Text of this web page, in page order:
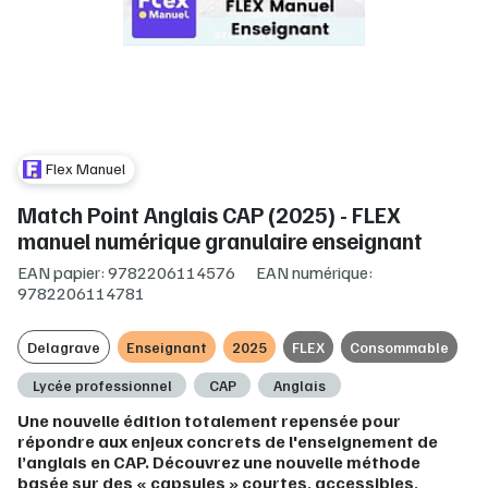
Flex Manuel
Match Point Anglais CAP (2025) - FLEX
manuel numérique granulaire enseignant
EAN papier: 9782206114576
EAN numérique:
9782206114781
Delagrave Enseignant 2025 FLEX Consommable
Lycée professionnel CAP Anglais
Une nouvelle édition totalement repensée pour
répondre aux enjeux concrets de l'enseignement de
l’anglais en CAP. Découvrez une nouvelle méthode
basée sur des « capsules » courtes, accessibles,